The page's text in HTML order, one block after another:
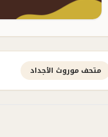
متحف موروث الأجداد